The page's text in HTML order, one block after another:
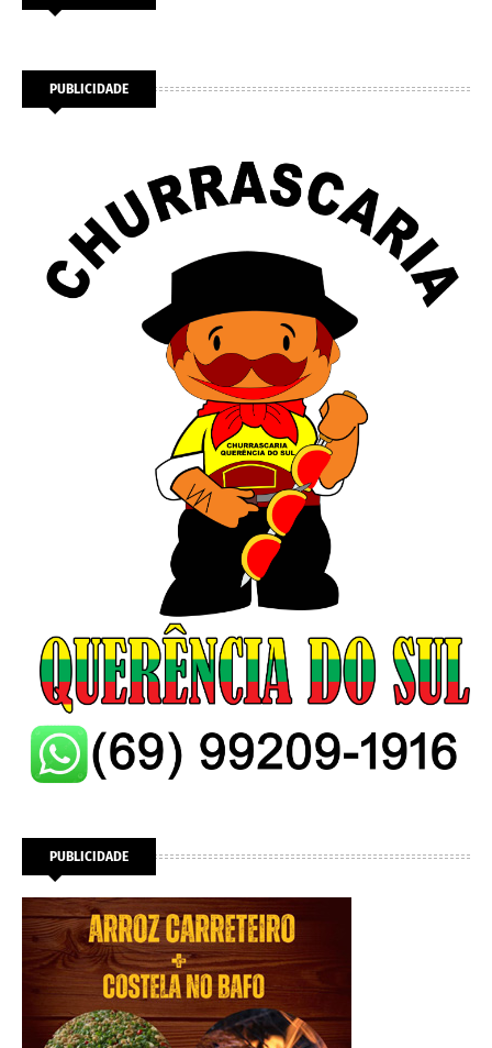
PUBLICIDADE
PUBLICIDADE